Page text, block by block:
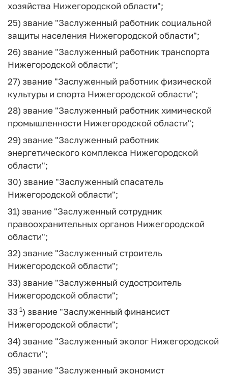
хозяйства Нижегородской области";
25) звание "Заслуженный работник социальной
защиты населения Нижегородской области";
26) звание "Заслуженный работник транспорта
Нижегородской области";
27) звание "Заслуженный работник физической
культуры и спорта Нижегородской области";
28) звание "Заслуженный работник химической
промышленности Нижегородской области";
29) звание "Заслуженный работник
энергетического комплекса Нижегородской
области";
30) звание "Заслуженный спасатель
Нижегородской области";
31) звание "Заслуженный сотрудник
правоохранительных органов Нижегородской
области";
32) звание "Заслуженный строитель
Нижегородской области";
33) звание "Заслуженный судостроитель
Нижегородской области";
33 1) звание "Заслуженный финансист
Нижегородской области";
34) звание "Заслуженный эколог Нижегородской
области";
35) звание "Заслуженный экономист